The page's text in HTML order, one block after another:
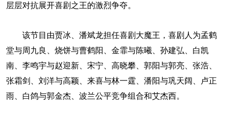
层层对抗展开喜剧之王的激烈争夺。
该节目由贾冰、潘斌龙担任喜剧大魔王，喜剧人为孟鹤
堂与周九良、烧饼与曹鹤阳、金霏与陈曦、孙建弘、白凯
南、李鸣宇与赵迎新、宋宁、高晓攀、郭阳与郭亮、张浩、
张霜剑、刘洋与高颖、来喜与林一霆、潘阳与巩天阔、卢正
雨、白鸽与郭金杰、波兰公平竞争组合和艾杰西。